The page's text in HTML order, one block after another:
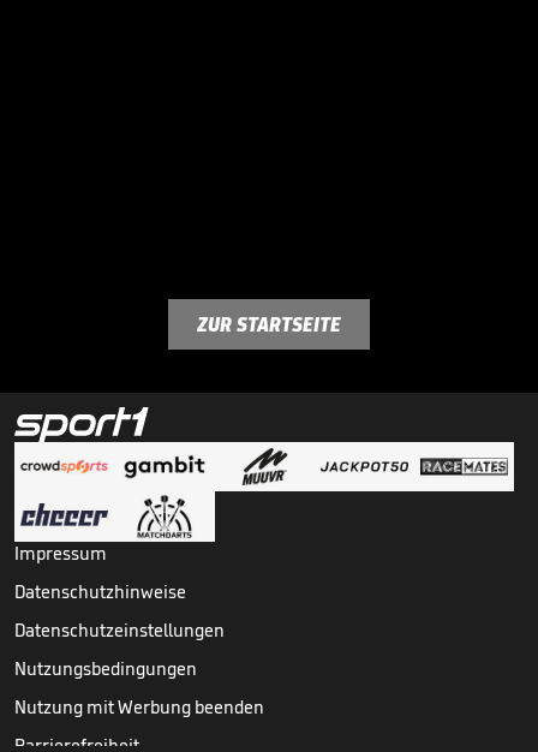
ZUR STARTSEITE
Impressum
Datenschutzhinweise
Datenschutzeinstellungen
Nutzungsbedingungen
Nutzung mit Werbung beenden
Barrierefreiheit